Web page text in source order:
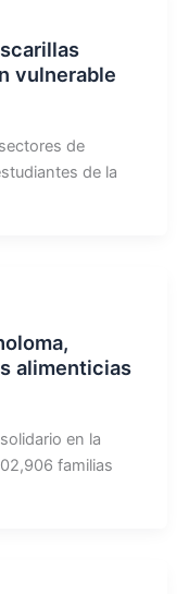
vulnerable
de
de la
alimenticias
en la
familias